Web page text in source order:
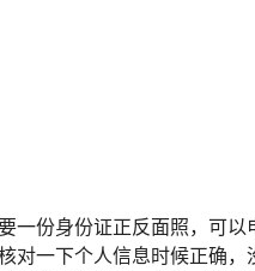
一份身份证正反面照，可
对一下个人信息时候正确